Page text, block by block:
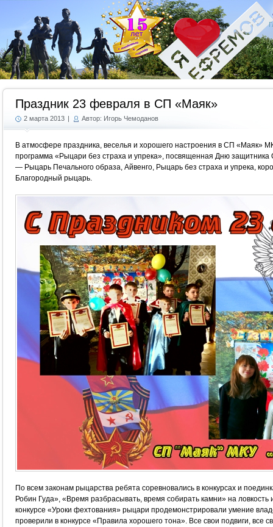
Праздник 23 февраля в СП «Маяк»
2 марта 2013 | Автор: Игорь Чемоданов
В атмосфере праздника, веселья и хорошего настроения в СП «Маяк»
программа «Рыцари без страха и упрека», посвященная Дню защитника
— Рыцарь Печального образа, Айвенго, Рыцарь без страха и упрека,
Благородный рыцарь.
По всем законам рыцарства ребята соревновались в конкурсах и
Робин Гуда», «Время разбрасывать, время собирать камни» на ловкость
конкурсе «Уроки фехтования» рыцари продемонстрировали умение
проверили в конкурсе «Правила хорошего тона». Все свои подвиги, все